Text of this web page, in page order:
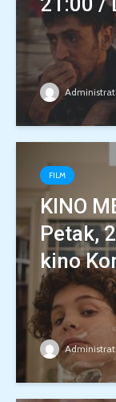
FILM
KINO
Petak,
kino